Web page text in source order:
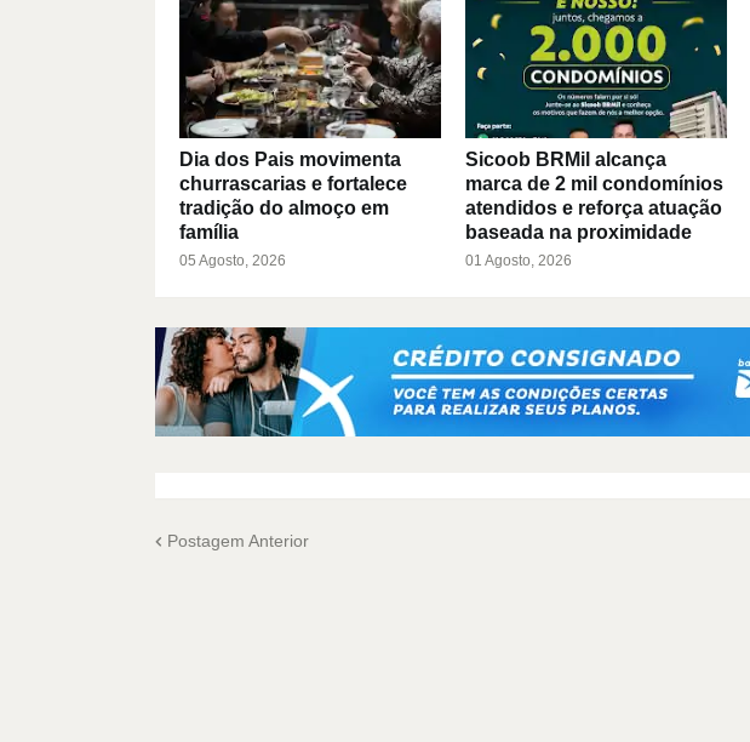
Dia dos Pais movimenta
churrascarias e fortalece
tradição do almoço em
família
05 Agosto, 2026
Sicoob BRMil alcança
marca de 2 mil condomínios
atendidos e reforça atuação
baseada na proximidade
01 Agosto, 2026
Postagem Anterior